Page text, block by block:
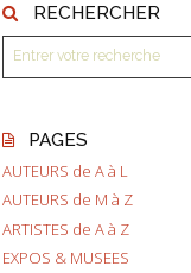
RECHERCHER
PAGES
AUTEURS de A à L
AUTEURS de M à Z
ARTISTES de A à Z
EXPOS & MUSEES